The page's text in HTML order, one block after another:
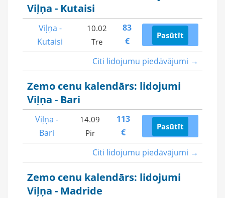
Viļņa - Kutaisi
Citi lidojumu piedāvājumi →
Viļņa -
Kutaisi
10.02
Tre
83
€
Pasūtīt
Zemo cenu kalendārs: lidojumi
Viļņa - Bari
Citi lidojumu piedāvājumi →
Viļņa -
Bari
14.09
Pir
113
€
Pasūtīt
Zemo cenu kalendārs: lidojumi
Viļņa - Madride